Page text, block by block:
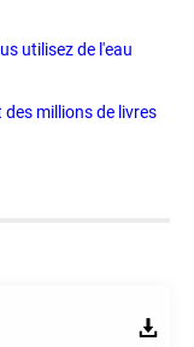
utilisez de l'eau
millions de livres